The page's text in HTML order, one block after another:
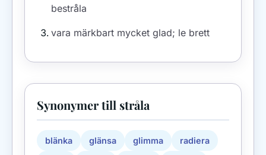
bestråla
vara märkbart mycket glad; le brett
Synonymer till stråla
blänka glänsa glimma radiera